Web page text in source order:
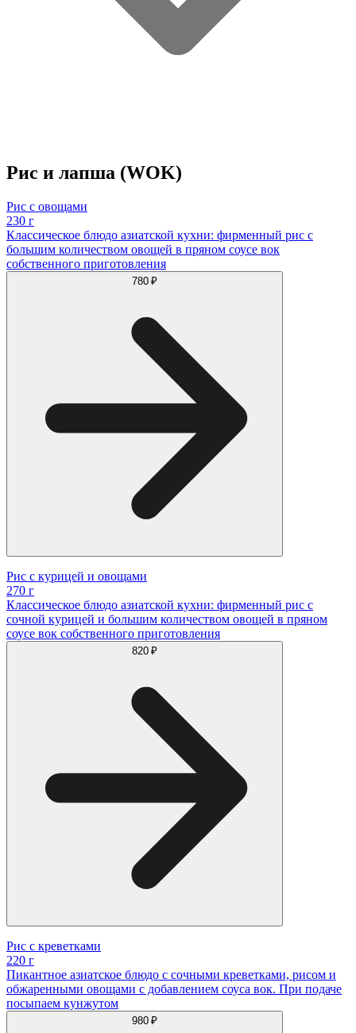
Рис и лапша (WOK)
Рис с овощами
230 г
Классическое блюдо азиатской кухни: фирменный рис с
большим количеством овощей в пряном соусе вок
собственного приготовления
780 ₽
Рис с курицей и овощами
270 г
Классическое блюдо азиатской кухни: фирменный рис с
сочной курицей и большим количеством овощей в пряном
соусе вок собственного приготовления
820 ₽
Рис с креветками
220 г
Пикантное азиатское блюдо с сочными креветками, рисом и
обжаренными овощами с добавлением соуса вок. При подаче
посыпаем кунжутом
980 ₽